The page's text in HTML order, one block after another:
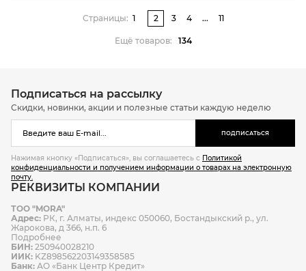
Страницы: 1 2 3 4 ... 11
Ещё товаров: 134
Подписаться на рассылку
Скидки, новинки, акции и полезные статьи каждую неделю
ПОДПИСАТЬСЯ
Нажимая кнопку «Подписаться», вы соглашаетесь с Политикой
конфиденциальности и получением информации о товарах на электронную
почту.
РЕКВИЗИТЫ КОМПАНИИ
ТОО "MORA"
Адрес: РК, г. Алматы, индекс 050060, Бостандыкский р., ул.
Жарокова, д 366, н.п. 6
Подробнее
БИН: 250940028210
ИИК: KZ898562203149358585
Банк: АО «Банк Центр Кредит»